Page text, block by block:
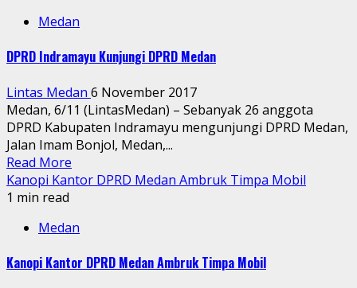
Medan
DPRD Indramayu Kunjungi DPRD Medan
Lintas Medan 6 November 2017
Medan, 6/11 (LintasMedan) – Sebanyak 26 anggota
DPRD Kabupaten Indramayu mengunjungi DPRD Medan,
Jalan Imam Bonjol, Medan,...
Read More
Kanopi Kantor DPRD Medan Ambruk Timpa Mobil
1 min read
Medan
Kanopi Kantor DPRD Medan Ambruk Timpa Mobil